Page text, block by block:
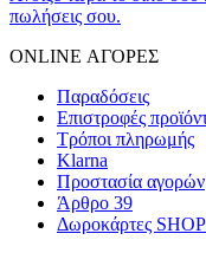
πωλήσεις σου.
ONLINE ΑΓΟΡΕΣ
Παραδόσεις
Επιστροφές
Τρόποι πληρωμής
Klarna
Προστασία αγορών
Άρθρο 39
Δωροκάρτες